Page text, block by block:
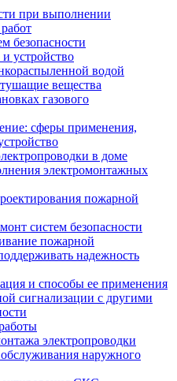
при выполнении
безопасности
устройство
водой
вещества
газового
сферы применения,
в доме
электромонтажных
пожарной
систем безопасности
пожарной
надежность
и способы ее применения
сигнализации с другими
электропроводки
наружного